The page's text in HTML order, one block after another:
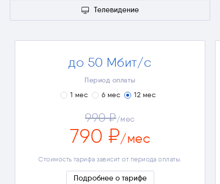
Телевидение
до 50 Мбит/с
Период оплаты
1 мес 6 мес 12 мес
990 ₽/мес
790 ₽/мес
Стоимость тарифа зависит от периода оплаты.
Подробнее о тарифе
3-4 устройства
выбранных дополнительных опций и периода